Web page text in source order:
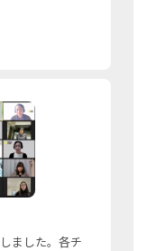
ました。各チ